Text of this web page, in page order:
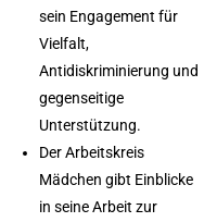
sein Engagement für
Vielfalt,
Antidiskriminierung und
gegenseitige
Unterstützung.
Der Arbeitskreis
Mädchen gibt Einblicke
in seine Arbeit zur